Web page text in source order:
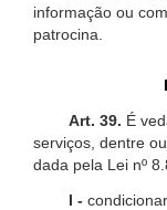
informação ou
patrocina.
Art. 39. É
serviços, dentre
dada pela Lei nº
I -